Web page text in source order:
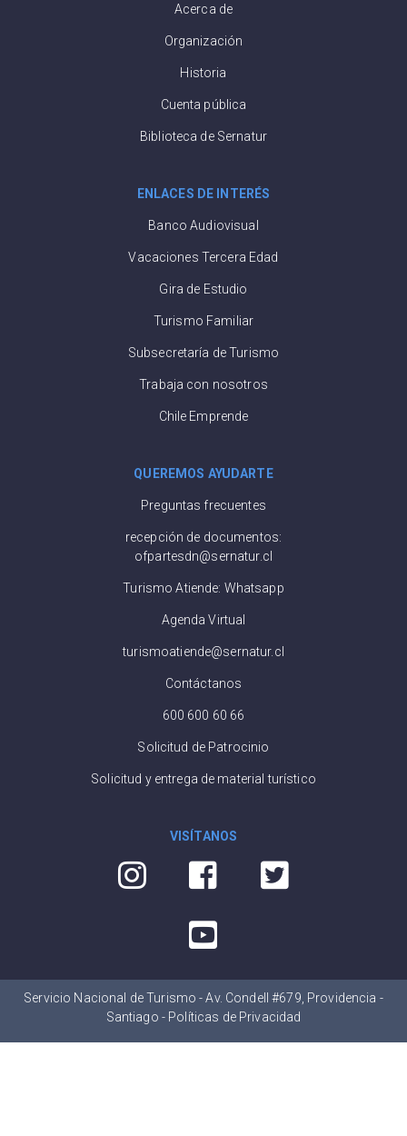
Acerca de
Organización
Historia
Cuenta pública
Biblioteca de Sernatur
ENLACES DE INTERÉS
Banco Audiovisual
Vacaciones Tercera Edad
Gira de Estudio
Turismo Familiar
Subsecretaría de Turismo
Trabaja con nosotros
Chile Emprende
QUEREMOS AYUDARTE
Preguntas frecuentes
recepción de documentos:
ofpartesdn@sernatur.cl
Turismo Atiende: Whatsapp
Agenda Virtual
turismoatiende@sernatur.cl
Contáctanos
600 600 60 66
Solicitud de Patrocinio
Solicitud y entrega de material turístico
VISÍTANOS
Servicio Nacional de Turismo - Av. Condell #679, Providencia -
Santiago - Políticas de Privacidad